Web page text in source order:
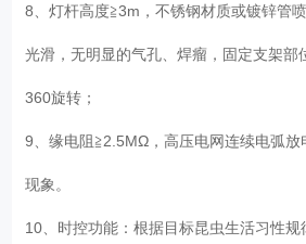
8、灯杆高度≧3m，不锈钢材质或镀锌管
光滑，无明显的气孔、焊瘤，固定支架部
360旋转；
9、缘电阻≧2.5MΩ，高压电网连续电弧放
现象。
10、时控功能：根据目标昆虫生活习性规